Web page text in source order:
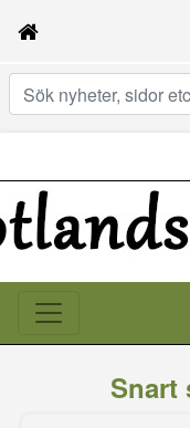
Snart